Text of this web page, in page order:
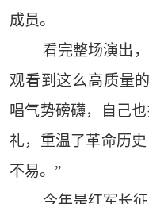
成员。
看完整场演出
观看到这么高质量
唱气势磅礴，自己
礼，重温了革命历
不易。”